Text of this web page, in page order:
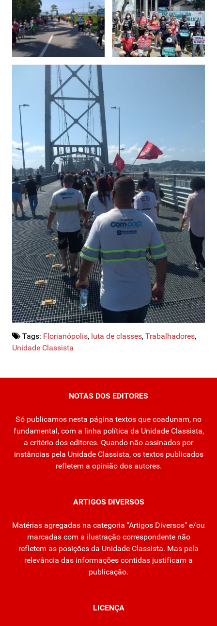
Tags: Florianópolis, luta de classes, Trabalhadores,
Unidade Classista
NOTAS DOS EDITORES
Só publicamos nesta página textos que coadunam, no
fundamental, com a linha política da Unidade Classista,
a critério dos editores. Quando não assinados por
instâncias pela Unidade Classista, os textos publicados
refletem a opinião dos autores.
ARTIGOS DIVERSOS
Matérias agregadas na categoria "Artigos Diversos" e/ou
marcadas com a ilustração correspondente não
refletem as posições da Unidade Classista. Mas pela
relevância das informações contidas justificam a
publicação.
LICENÇA